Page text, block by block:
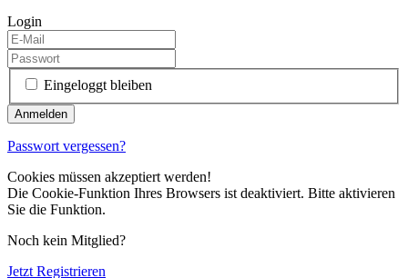
Login
Eingeloggt bleiben
Passwort vergessen?
Cookies müssen akzeptiert werden!
Die Cookie-Funktion Ihres Browsers ist deaktiviert. Bitte aktivieren
Sie die Funktion.
Noch kein Mitglied?
Jetzt Registrieren